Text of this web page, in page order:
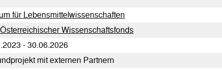
für Lebensmittelwissenschaften
Wissenschaftsfonds
- 30.06.2026
mit externen Partnern